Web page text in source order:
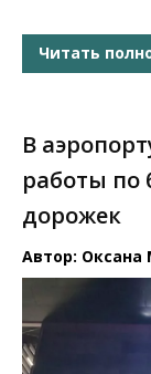
Читать
В
работы
дорожек
Автор: Оксана